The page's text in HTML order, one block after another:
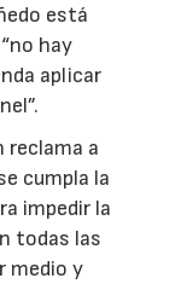
está
hay
aplicar
reclama a
cumpla la
impedir la
todas las
medio y